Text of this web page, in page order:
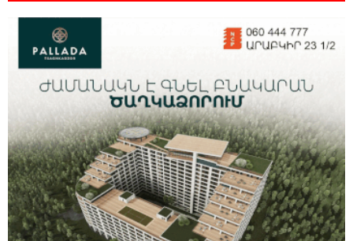
0:35:27 8-08-2026
Հայ ուշուիստները 37 մեդալ են նվաճել
միջազգային մրցաշարում
0:17:18 8-08-2026
ԱՄՆ Սենատը մեծամասնությամբ ընդունել է
Ռուսաստանի և Իրանի դեմ
պատժամիջոցների ընդլայնման օրինագիծը
0:00:14 8-08-2026
Երգչուհի Բեյոնսեն ​​4 դատական հայց է
ներկայացրել Թուրքիայում